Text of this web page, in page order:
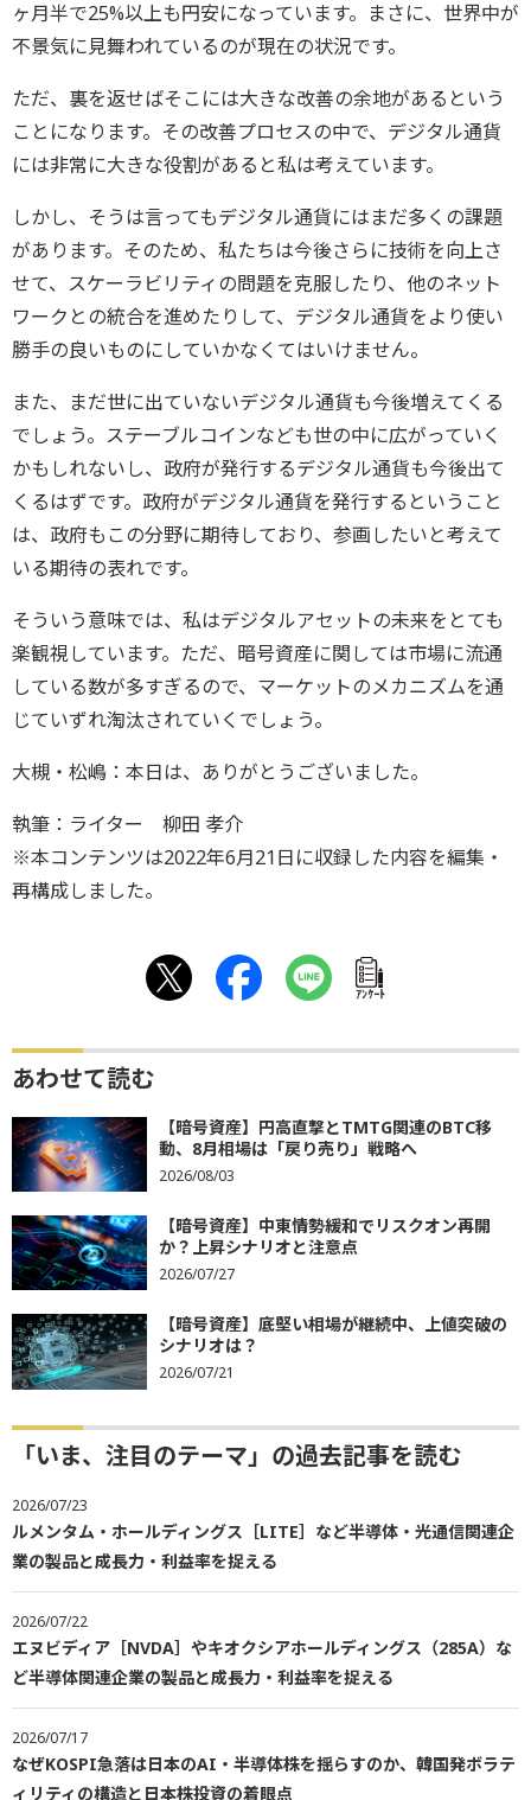
ヶ月半で25%以上も円安になっています。まさに、世界中が
不景気に見舞われているのが現在の状況です。
ただ、裏を返せばそこには大きな改善の余地があるという
ことになります。その改善プロセスの中で、デジタル通貨
には非常に大きな役割があると私は考えています。
しかし、そうは言ってもデジタル通貨にはまだ多くの課題
があります。そのため、私たちは今後さらに技術を向上さ
せて、スケーラビリティの問題を克服したり、他のネット
ワークとの統合を進めたりして、デジタル通貨をより使い
勝手の良いものにしていかなくてはいけません。
また、まだ世に出ていないデジタル通貨も今後増えてくる
でしょう。ステーブルコインなども世の中に広がっていく
かもしれないし、政府が発行するデジタル通貨も今後出て
くるはずです。政府がデジタル通貨を発行するということ
は、政府もこの分野に期待しており、参画したいと考えて
いる期待の表れです。
そういう意味では、私はデジタルアセットの未来をとても
楽観視しています。ただ、暗号資産に関しては市場に流通
している数が多すぎるので、マーケットのメカニズムを通
じていずれ淘汰されていくでしょう。
大槻・松嶋：本日は、ありがとうございました。
執筆：ライター 柳田 孝介
※本コンテンツは2022年6月21日に収録した内容を編集・
再構成しました。
ｱﾝｹｰﾄ
あわせて読む
【暗号資産】円高直撃とTMTG関連のBTC移
動、8月相場は「戻り売り」戦略へ
2026/08/03
【暗号資産】中東情勢緩和でリスクオン再開
か？上昇シナリオと注意点
2026/07/27
【暗号資産】底堅い相場が継続中、上値突破の
シナリオは？
2026/07/21
「いま、注目のテーマ」の過去記事を読む
2026/07/23
ルメンタム・ホールディングス［LITE］など半導体・光通信関連企
業の製品と成長力・利益率を捉える
2026/07/22
エヌビディア［NVDA］やキオクシアホールディングス（285A）な
ど半導体関連企業の製品と成長力・利益率を捉える
2026/07/17
なぜKOSPI急落は日本のAI・半導体株を揺らすのか、韓国発ボラテ
ィリティの構造と日本株投資の着眼点